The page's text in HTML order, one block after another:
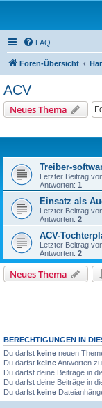
FAQ
Foren-Übersicht
ACV
Neues Thema
Treiber-
Letzter Beitrag
Antworten: 1
Einsatz als
Letzter Beitrag
Antworten: 2
ACV-
Letzter Beitrag
Antworten: 2
Neues Thema
BERECHTIGUNGEN IN
Du darfst keine neuen
Du darfst keineAntworten
Du darfst deine Beiträge in
Du darfst deine Beiträge in
Du darfst keine